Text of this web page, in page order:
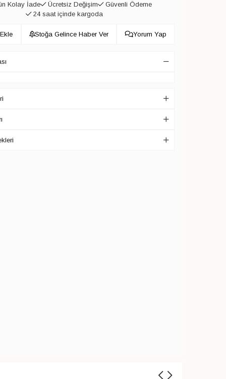
Kolay İade Ücretsiz Değişim
Güvenli Ödeme
24 saat içinde kargoda
Stoğa Gelince Haber Ver Yorum Yap